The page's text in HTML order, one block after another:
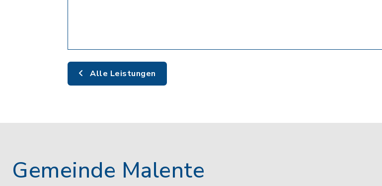
Alle Leistungen
Gemeinde Malente